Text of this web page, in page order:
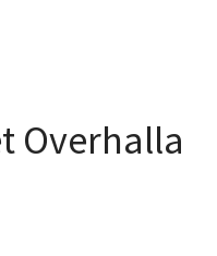
Overhalla